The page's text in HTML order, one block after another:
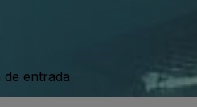
entrada